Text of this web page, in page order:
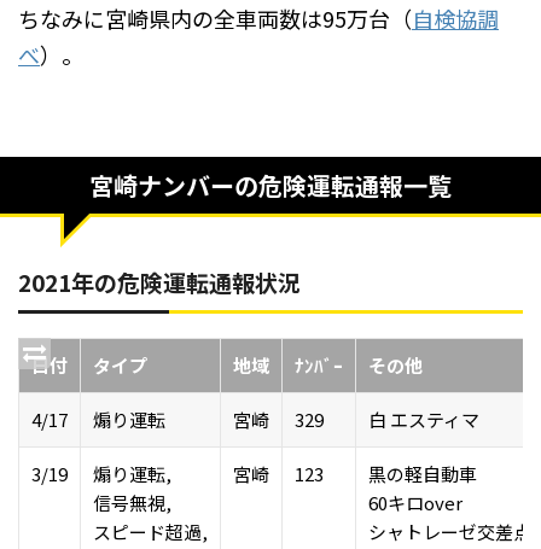
ちなみに宮崎県内の全車両数は95万台（自検協調
べ）。
宮崎ナンバーの危険運転通報一覧
2021年の危険運転通報状況
日付 タイプ 地域 ﾅﾝﾊﾞｰ その他
4/17 煽り運転 宮崎 329 白 エスティマ
3/19
煽り運転,
信号無視,
スピード超過,
宮崎 123
黒の軽自動車
60キロover
シャトレーゼ交差点